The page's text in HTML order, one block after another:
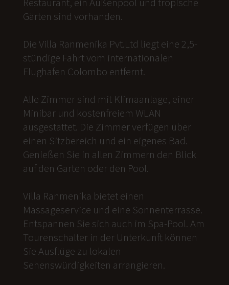
Gärten sind vorhanden.
Die Villa Ranmenika Pvt.Ltd liegt eine 2,5-
stündige Fahrt vom internationalen
Flughafen Colombo entfernt.
Alle Zimmer sind mit Klimaanlage, einer
Minibar und kostenfreiem WLAN
ausgestattet. Die Zimmer verfügen über
einen Sitzbereich und ein eigenes Bad.
Genießen Sie in allen Zimmern den Blick
auf den Garten oder den Pool.
Villa Ranmenika bietet einen
Massageservice und eine Sonnenterrasse.
Entspannen Sie sich auch im Spa-Pool. Am
Tourenschalter in der Unterkunft können
Sie Ausflüge zu lokalen
Sehenswürdigkeiten arrangieren.